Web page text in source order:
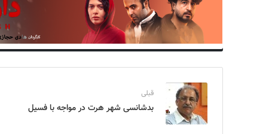
قبلی
بدشانسی شهر هرت در مواجه با فسیل